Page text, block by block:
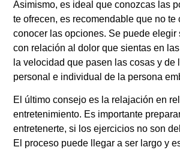
Asimismo, es ideal que conozcas las
te ofrecen, es recomendable que no te
conocer las opciones. Se puede elegir
con relación al dolor que sientas en
la velocidad que pasen las cosas y de
personal e individual de la persona
El último consejo es la relajación en
entretenimiento. Es importante
entretenerte, si los ejercicios no son
El proceso puede llegar a ser largo y